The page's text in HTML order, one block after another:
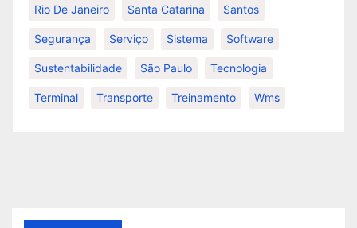
Rio De Janeiro Santa Catarina Santos
Segurança Serviço Sistema Software
Sustentabilidade São Paulo Tecnologia
Terminal Transporte Treinamento Wms